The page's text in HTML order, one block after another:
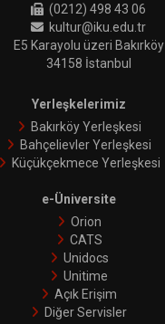
(0212) 498 43 06
kultur@iku.edu.tr
E5 Karayolu üzeri Bakırköy
34158 İstanbul
Yerleşkelerimiz
Bakırköy Yerleşkesi
Bahçelievler Yerleşkesi
Küçükçekmece Yerleşkesi
e-Üniversite
Orion
CATS
Unidocs
Unitime
Açık Erişim
Diğer Servisler